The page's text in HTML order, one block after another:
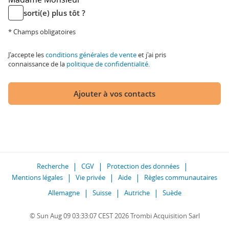
sorti(e) plus tôt ?
* Champs obligatoires
J'accepte lesconditions générales de venteet j'ai pris
connaissance de la politique de confidentialité.
Ajouter à vos contacts
Recherche CGV
Protection des données
Mentions légales
Vie privée Aide
Règles communautaires
Allemagne
Suisse Autriche Suède
© Sun Aug 09 03:33:07 CEST 2026 Trombi Acquisition Sarl